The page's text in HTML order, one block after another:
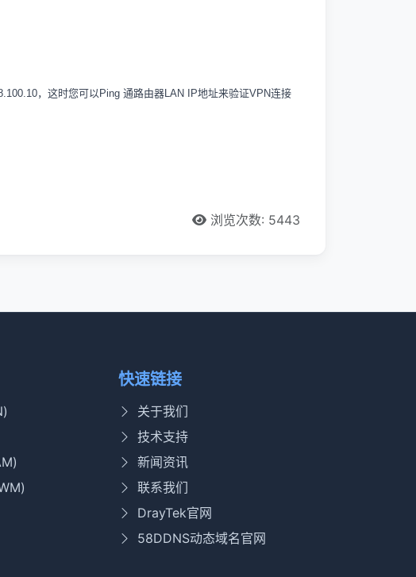
，这时您可以Ping 通路由器LAN IP地址来验证VPN连接
浏览次数: 5443
快速链接
关于我们
技术支持
新闻资讯
联系我们
DrayTek官网
58DDNS动态域名官网